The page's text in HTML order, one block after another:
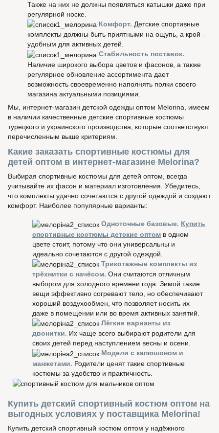
Также на них не должны появляться катышки даже при
регулярной носке.
Комфорт. Детские спортивные
комплекты должны быть приятными на ощупь, а крой -
удобным для активных детей.
Стабильность поставок.
Наличие широкого выбора цветов и фасонов, а также
регулярное обновление ассортимента дает
возможность своевременно наполнять полки своего
магазина актуальными позициями.
Мы, интернет-магазин детской одежды оптом Melorina, имеем
в наличии качественные детские спортивные костюмы
турецкого и украинского производства, которые соответствуют
перечисленным выше критериям.
Какие заказать спортивные костюмы для
детей оптом в интернет-магазине Melorina?
Выбирая спортивные костюмы для детей оптом, всегда
учитывайте их фасон и материал изготовления. Убедитесь,
что комплекты удачно сочетаются с другой одеждой и создают
комфорт. Наиболее популярные варианты:
Однотонные базовые. Купить
спортивные костюмы детские оптом в одном
цвете стоит, потому что они универсальны и
идеально сочетаются с другой одеждой.
Трикотажные комплекты из
трёхнитки с начёсом. Они считаются отличным
выбором для холодного времени года. Зимой такие
вещи эффективно согревают тело, но обеспечивают
хороший воздухообмен, что позволяет носить их
даже в помещении или во время активных занятий.
Лёгкие варианты из
двонитки. Их чаще всего выбирают родители для
своих детей перед наступлением весны и осени.
Модели с капюшоном и
манжетами. Родители ценят такие спортивные
костюмы за удобство и практичность.
Купить детский спортивный костюм оптом на
выгодных условиях у поставщика Melorina!
Купить детский спортивный костюм оптом у надёжного